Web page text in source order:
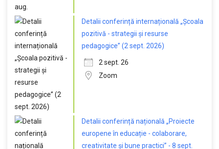
Detalii conferință internațională „Școala
pozitivă - strategii și resurse
pedagogice” (2 sept. 2026)
2 sept. 26
Zoom
Detalii conferință națională „Proiecte
europene în educație - colaborare,
creativitate și bune practici” - 8 sept.